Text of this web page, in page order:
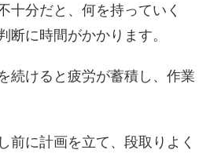
十分だと、何を持っていく
断に時間がかかります。
続けると疲労が蓄積し、作業
前に計画を立て、段取りよく